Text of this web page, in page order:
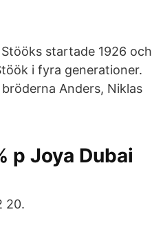
startade 1926 och
i fyra generationer.
Anders, Niklas
p Joya Dubai
20.